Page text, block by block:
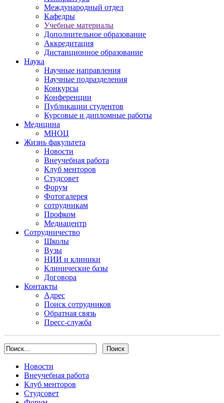
Международный отдел
Кафедры
Учебные материалы
Дополнительное образование
Аккредитация
Дистанционное образование
Наука
Научные направления
Научные подразделения
Конкурсы
Конференции
Публикации студентов
Курсовые и дипломные работы
Медицина
МНОЦ
Жизнь факультета
Новости
Внеучебная работа
Клуб менторов
Студсовет
Форум
Фотогалерея
сотрудникам
Профком
Медиацентр
Сотрудничество
Школы
Вузы
НИИ и клиники
Клинические базы
Договора
Контакты
Адрес
Поиск сотрудников
Обратная связь
Пресс-служба
Новости
Внеучебная работа
Клуб менторов
Студсовет